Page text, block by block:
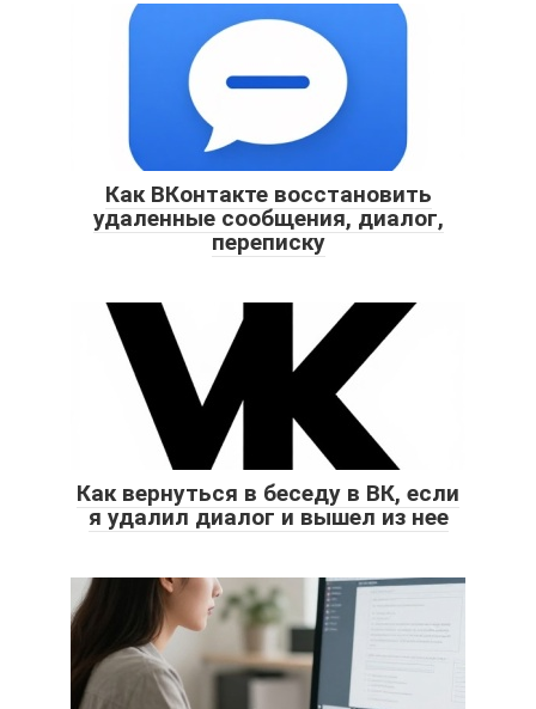
Как ВКонтакте восстановить
удаленные сообщения, диалог,
переписку
Как вернуться в беседу в ВК, если
я удалил диалог и вышел из нее